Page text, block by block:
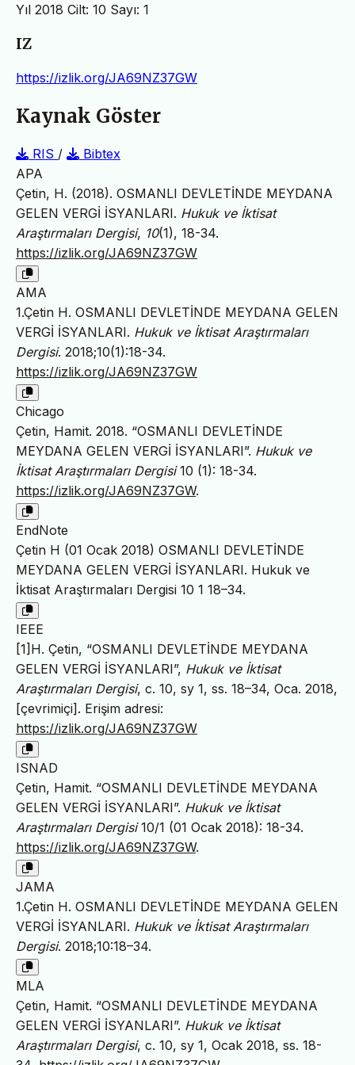
Yıl 2018 Cilt: 10 Sayı: 1
IZ
https://izlik.org/JA69NZ37GW
Kaynak Göster
RIS /
Bibtex
APA
Çetin, H. (2018). OSMANLI DEVLETİNDE MEYDANA
GELEN VERGİ İSYANLARI. Hukuk ve İktisat
Araştırmaları Dergisi, 10(1), 18-34.
https://izlik.org/JA69NZ37GW
AMA
1.Çetin H. OSMANLI DEVLETİNDE MEYDANA GELEN
VERGİ İSYANLARI. Hukuk ve İktisat Araştırmaları
Dergisi. 2018;10(1):18-34.
https://izlik.org/JA69NZ37GW
Chicago
Çetin, Hamit. 2018. “OSMANLI DEVLETİNDE
MEYDANA GELEN VERGİ İSYANLARI”. Hukuk ve
İktisat Araştırmaları Dergisi10 (1): 18-34.
https://izlik.org/JA69NZ37GW.
EndNote
Çetin H (01 Ocak 2018) OSMANLI DEVLETİNDE
MEYDANA GELEN VERGİ İSYANLARI. Hukuk ve
İktisat Araştırmaları Dergisi 10 1 18–34.
IEEE
[1]H. Çetin, “OSMANLI DEVLETİNDE MEYDANA
GELEN VERGİ İSYANLARI”, Hukuk ve İktisat
Araştırmaları Dergisi, c. 10, sy 1, ss. 18–34, Oca. 2018,
[çevrimiçi]. Erişim adresi:
https://izlik.org/JA69NZ37GW
ISNAD
Çetin, Hamit. “OSMANLI DEVLETİNDE MEYDANA
GELEN VERGİ İSYANLARI”. Hukuk ve İktisat
Araştırmaları Dergisi10/1 (01 Ocak 2018): 18-34.
https://izlik.org/JA69NZ37GW.
JAMA
1.Çetin H. OSMANLI DEVLETİNDE MEYDANA GELEN
VERGİ İSYANLARI. Hukuk ve İktisat Araştırmaları
Dergisi. 2018;10:18–34.
MLA
Çetin, Hamit. “OSMANLI DEVLETİNDE MEYDANA
GELEN VERGİ İSYANLARI”. Hukuk ve İktisat
Araştırmaları Dergisi, c. 10, sy 1, Ocak 2018, ss. 18-